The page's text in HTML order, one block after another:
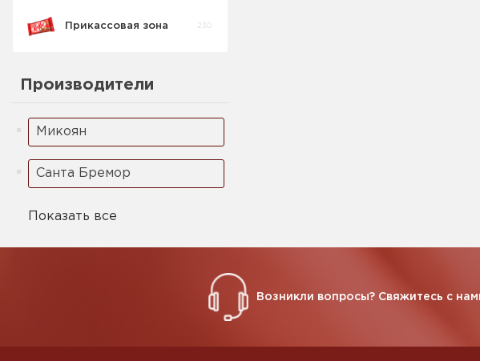
Для Кошек
Желеобразный
Для Собак
Желеобразный
Прикассовая зона 230
Производители
Микоян
Санта Бремор
Показать все
Возникли вопросы? Свяжитесь с